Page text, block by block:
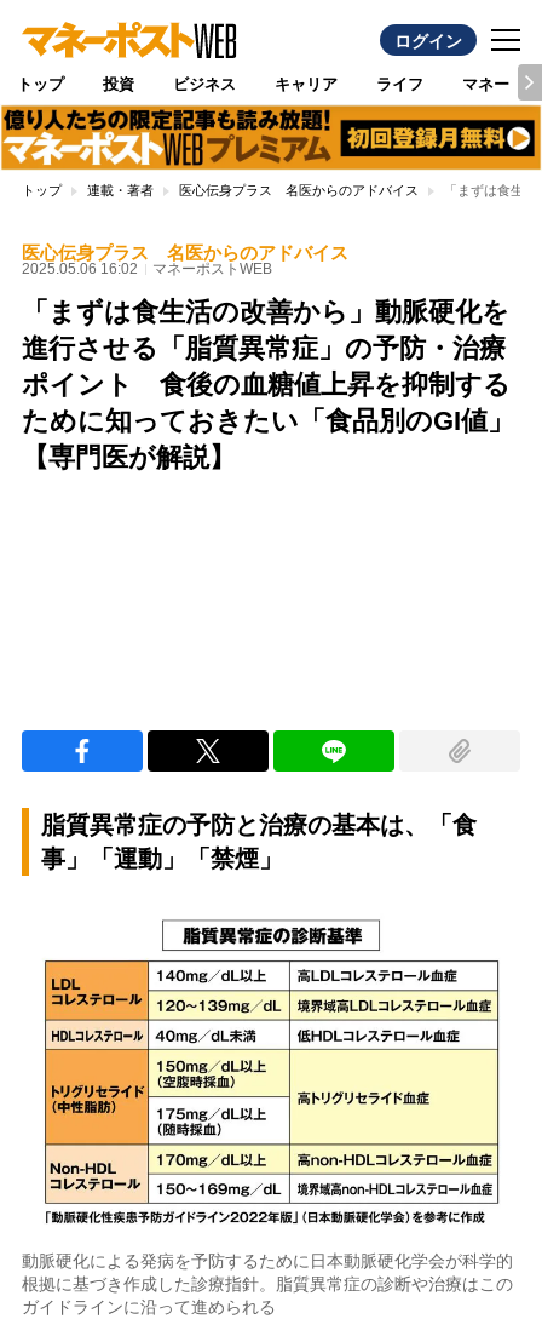
ログイン
トップ 投資 ビジネス キャリア ライフ マネー
トップ 連載・著者 医心伝身プラス 名医からのアドバイス 「まずは食生
医心伝身プラス 名医からのアドバイス
2025.05.06 16:02 マネーポストWEB
「まずは食生活の改善から」動脈硬化を
進行させる「脂質異常症」の予防・治療
ポイント 食後の血糖値上昇を抑制する
ために知っておきたい「食品別のGI値」
【専門医が解説】
脂質異常症の予防と治療の基本は、「食
事」「運動」「禁煙」
動脈硬化による発病を予防するために日本動脈硬化学会が科学的
根拠に基づき作成した診療指針。脂質異常症の診断や治療はこの
ガイドラインに沿って進められる